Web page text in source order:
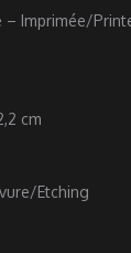
– Imprimée/
cm
Etching